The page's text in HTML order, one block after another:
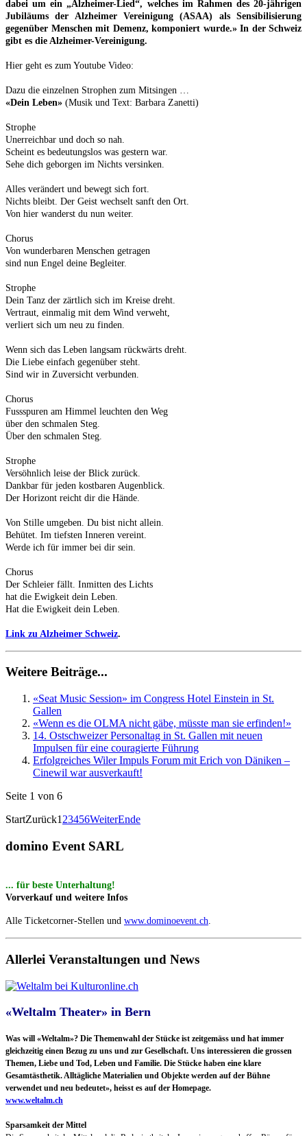
dabei um ein „Alzheimer-Lied“, welches im Rahmen des 20-jährigen
Jubiläums der Alzheimer Vereinigung (ASAA) als Sensibilisierung
gegenüber Menschen mit Demenz, komponiert wurde.» In der Schweiz
gibt es die Alzheimer-Vereinigung.
Hier geht es zum Youtube Video:
Dazu die einzelnen Strophen zum Mitsingen …
«Dein Leben» (Musik und Text: Barbara Zanetti)
Strophe
Unerreichbar und doch so nah.
Scheint es bedeutungslos was gestern war.
Sehe dich geborgen im Nichts versinken.
Alles verändert und bewegt sich fort.
Nichts bleibt. Der Geist wechselt sanft den Ort.
Von hier wanderst du nun weiter.
Chorus
Von wunderbaren Menschen getragen
sind nun Engel deine Begleiter.
Strophe
Dein Tanz der zärtlich sich im Kreise dreht.
Vertraut, einmalig mit dem Wind verweht,
verliert sich um neu zu finden.
Wenn sich das Leben langsam rückwärts dreht.
Die Liebe einfach gegenüber steht.
Sind wir in Zuversicht verbunden.
Chorus
Fussspuren am Himmel leuchten den Weg
über den schmalen Steg.
Über den schmalen Steg.
Strophe
Versöhnlich leise der Blick zurück.
Dankbar für jeden kostbaren Augenblick.
Der Horizont reicht dir die Hände.
Von Stille umgeben. Du bist nicht allein.
Behütet. Im tiefsten Inneren vereint.
Werde ich für immer bei dir sein.
Chorus
Der Schleier fällt. Inmitten des Lichts
hat die Ewigkeit dein Leben.
Hat die Ewigkeit dein Leben.
Link zu Alzheimer Schweiz.
Weitere Beiträge...
«Seat Music Session» im Congress Hotel Einstein in St.
Gallen
«Wenn es die OLMA nicht gäbe, müsste man sie erfinden!»
14. Ostschweizer Personaltag in St. Gallen mit neuen
Impulsen für eine couragierte Führung
Erfolgreiches Wiler Impuls Forum mit Erich von Däniken –
Cinewil war ausverkauft!
Seite 1 von 6
StartZurück1 23456WeiterEnde
domino Event SARL
... für beste Unterhaltung!
Vorverkauf und weitere Infos
Alle Ticketcorner-Stellen und www.dominoevent.ch.
Allerlei Veranstaltungen und News
«Weltalm Theater» in Bern
Was will «Weltalm»? Die Themenwahl der Stücke ist zeitgemäss und hat immer
gleichzeitig einen Bezug zu uns und zur Gesellschaft. Uns interessieren die grossen
Themen, Liebe und Tod, Leben und Familie. Die Stücke haben eine klare
Gesamtästhetik. Alltägliche Materialien und Objekte werden auf der Bühne
verwendet und neu bedeutet», heisst es auf der Homepage.
www.weltalm.ch
Sparsamkeit der Mittel